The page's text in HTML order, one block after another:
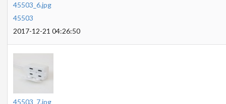
45503_6.jpg
45503
2017-12-21 04:26:50
45503_7.jpg